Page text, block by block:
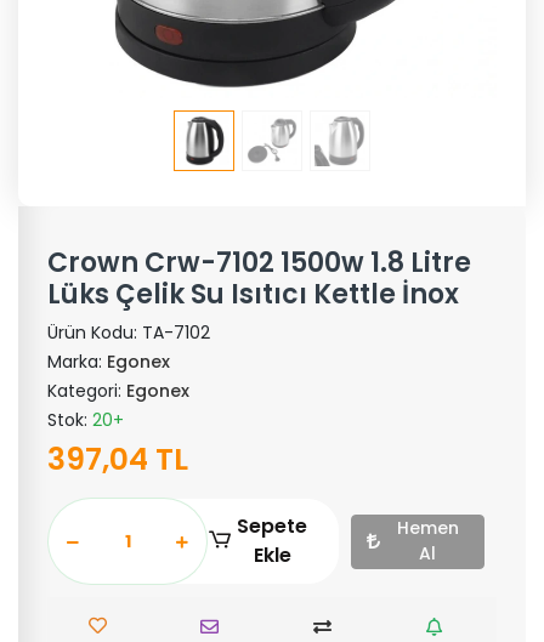
Crown Crw-7102 1500w 1.8 Litre
Lüks Çelik Su Isıtıcı Kettle İnox
Ürün Kodu: TA-7102
Marka: Egonex
Kategori: Egonex
Stok: 20+
397,04 TL
Sepete
Ekle
Hemen
Al